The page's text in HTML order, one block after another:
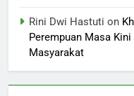
Rini Dwi Hastuti on
Perempuan Masa
Masyarakat